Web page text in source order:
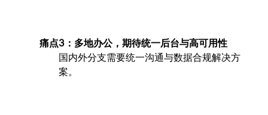
痛点3：多地办公，期待统一后台与高可用性
国内外分支需要统一沟通与数据合规解决方
案。